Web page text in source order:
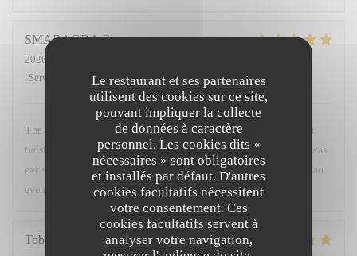
Le restaurant et ses partenaires
utilisent des cookies sur ce site,
pouvant impliquer la collecte
de données à caractère
personnel. Les cookies dits «
nécessaires » sont obligatoires
et installés par défaut. D'autres
cookies facultatifs nécessitent
votre consentement. Ces
cookies facultatifs servent à
analyser votre navigation,
SMARAGDA B
2026-06-20
Service
Ambiance: 5/5 Cuisine: 5/5 Qualité / Prix
The food was a very good combination of French cuisine with a
twist. The environment was very friendly and warm. The staff was
excellent. I would recommend it to anyone who wants to spend an
evening like a local.
Tobias